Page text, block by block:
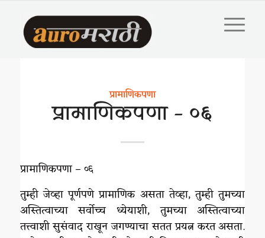
प्रामाणिकपणा
प्रामाणिकपणा – ०६
प्रामाणिकपणा – ०६
तुम्ही जेव्हा पूर्णपणे प्रामाणिक असता तेव्हा, तुम्ही तुमच्या
अस्तित्वाच्या सर्वोच्च ध्येयाशी, तुमच्या अस्तित्वाच्या
तत्त्वाशी सुसंवाद राखून जगण्याचा सतत प्रयत्न करत असता.